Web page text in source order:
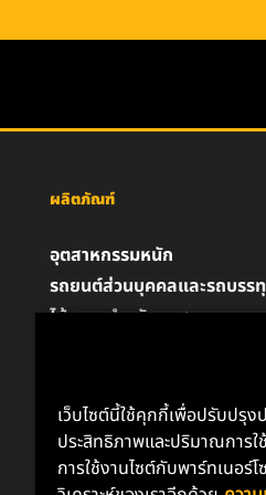
ผลิตภัณฑ์
อุตสาหกรรมหนัก
รถยนต์ส่วนบุคคลและรถบรรทุ
ไส้กรองสำหรับอุตสาหกรรม
เว็บไซต์นี้ใช้คุกกี้เพื่อปรับปรุง
ประสิทธิภาพและปริมาณการใ
การใช้งานไซต์กับพาร์ทเนอร์